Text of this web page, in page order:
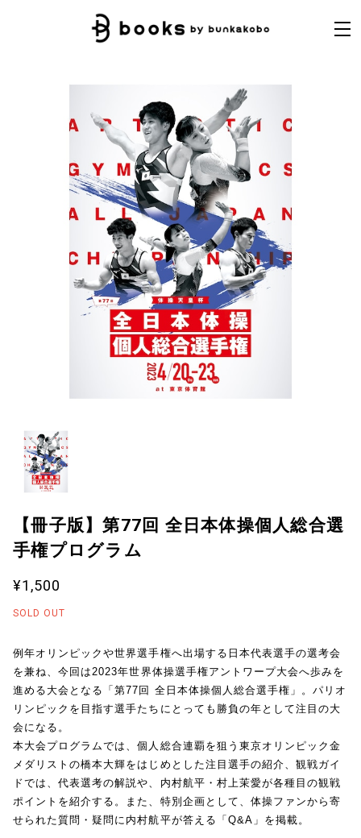
【冊子版】第77回 全日本体操個人総合選
手権プログラム
¥1,500
SOLD OUT
例年オリンピックや世界選手権へ出場する日本代表選手の選考会
を兼ね、今回は2023年世界体操選手権アントワープ大会へ歩みを
進める大会となる「第77回 全日本体操個人総合選手権」。パリオ
リンピックを目指す選手たちにとっても勝負の年として注目の大
会になる。
本大会プログラムでは、個人総合連覇を狙う東京オリンピック金
メダリストの橋本大輝をはじめとした注目選手の紹介、観戦ガイ
ドでは、代表選考の解説や、内村航平・村上茉愛が各種目の観戦
ポイントを紹介する。また、特別企画として、体操ファンから寄
せられた質問・疑問に内村航平が答える「Q&A」を掲載。